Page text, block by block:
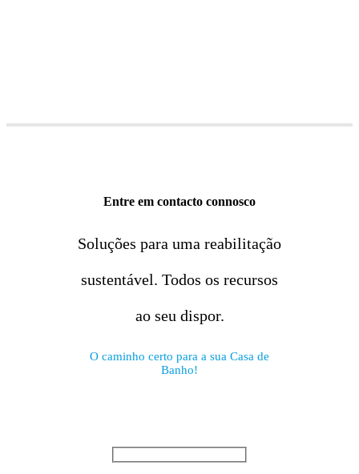
Entre em contacto connosco
Soluções para uma reabilitação
sustentável. Todos os recursos
ao seu dispor.
O caminho certo para a sua Casa de
Banho!